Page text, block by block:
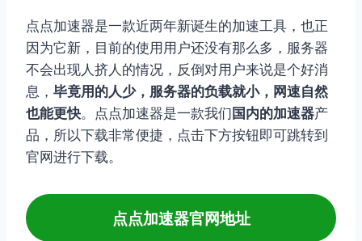
点点加速器是一款近两年新诞生的加速工具，也正
因为它新，目前的使用用户还没有那么多，服务器
不会出现人挤人的情况，反倒对用户来说是个好消
息， 毕竟用的人少，服务器的负载就小，网速自然
也能更快。点点加速器是一款我们 国内的加速器产
品，所以下载非常便捷，点击下方按钮即可跳转到
官网进行下载。
点点加速器官网地址